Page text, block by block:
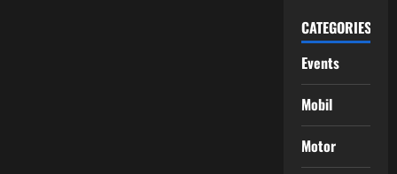
CATEGORIES
Events
Mobil
Motor